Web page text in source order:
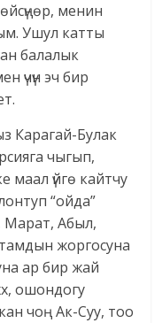
менин
Ушул катты
балалык
үчүн эч бир
Карагай-Булак
чыгып,
үйгө кайтчу
“ойда”
Абыл,
жоргосуна
ар бир жай
ошондогу
чоң Ак-Суу, тоо